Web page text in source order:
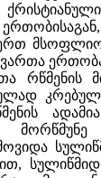
მსოფლიო
ერთობა
რწმენის
მორწმუნე